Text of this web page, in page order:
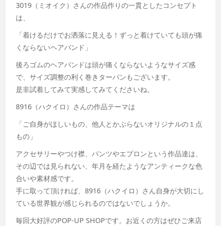
3019（ミオイク）さんの作品作りの一貫としたコンセプト
は、
「着けるだけでお洒落に見える！ずっと着けていても頭が痛
くならないヘアバンド」
後ろゴムのヘアバンドは頭が痛くならないようなサイズ感
で、サイズ調整の利く巻きターバンもございます。
是非試着してみて実感してみてくださいね。
8916（ハクイロ）さんの作品テーマは
「ご自身がほしいもの、他人とかぶらないオリジナルの１点
もの」
アクセサリーやつけ襟、パンツやエプロンという作品達は、
その辺では見られない、年月を経たようなアンティークな色
合いや素材感です。
手に取って頂ければ、8916（ハクイロ）さん自身が大切にし
ている世界観が感じられるのではないでしょうか。
毎回大好評のPOP-UP SHOPです。お近くの方はぜひご来店